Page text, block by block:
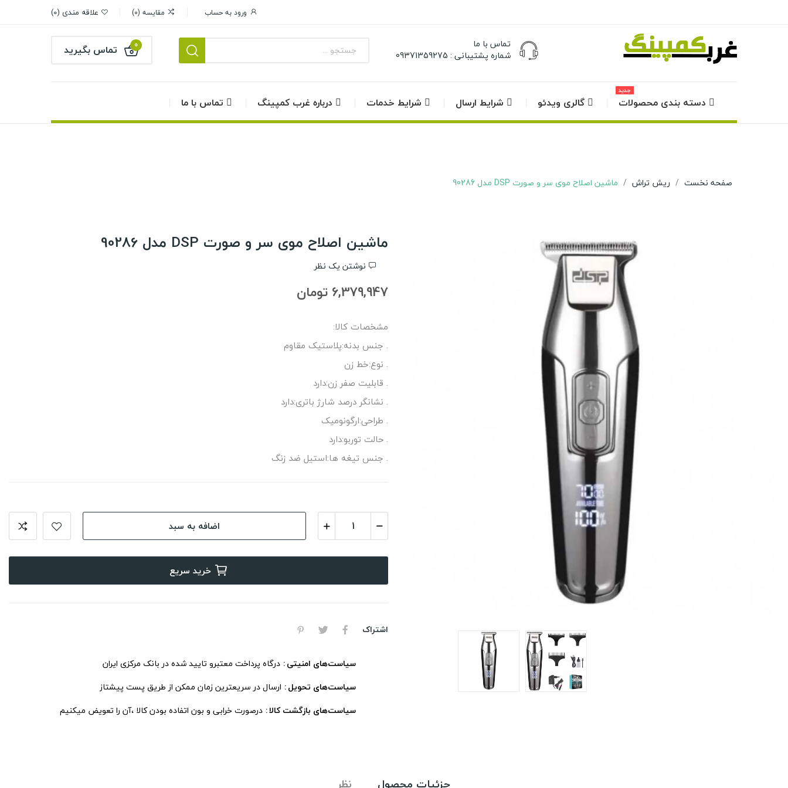
ورود به حساب مقایسه 0 علاقه مندی 0
تماس با ما
شماره پشتیبانی : 09371359275
تماس بگیرید 0
دسته بندی محصولات
جدید
گالری ویدئو شرایط ارسال شرایط خدمات درباره غرب کمپینگ تماس با ما
صفحه نخست ریش تراش ماشین اصلاح موی سر و صورت DSP مدل 90286
ماشین اصلاح موی سر و صورت DSP مدل 90286
نوشتن یک نظر
6,379,947 تومان
مشخصات کالا:
. جنس بدنه:پلاستیک مقاوم
. نوع:خط زن
. قابلیت صفر زن:دارد
. نشانگر درصد شارژ باتری:دارد
. طراحی:ارگونومیک
. حالت توربو:دارد
. جنس تیغه ها:استیل ضد زنگ
اضافه به سبد
خرید سریع
اشتراک
سیاست‌های امنیتی درگاه پرداخت معتبرو تایید شده در بانک مرکزی ایران
سیاست‌های تحویل ارسال در سریعترین زمان ممکن از طریق پست پیشتاز
سیاست‌های بازگشت کالا درصورت خرابی و بون اتفاده بودن کالا ،آن را تعویض میکنیم
جزئیات محصول نظر